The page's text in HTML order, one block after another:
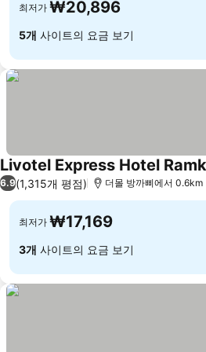
최저가 ₩20,896
5개 사이트의 요금 보기
Livotel Express Hotel
6.9(1,315개 평점) 더몰 방까삐에서 0.6km
최저가 ₩17,169
3개 사이트의 요금 보기